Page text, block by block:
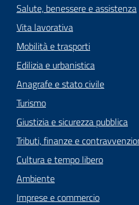
Salute, benessere e assistenza
Vita lavorativa
Mobilità e trasporti
Edilizia e urbanistica
Anagrafe e stato civile
Turismo
Giustizia e sicurezza pubblica
Tributi, finanze e
Cultura e tempo libero
Ambiente
Imprese e commercio